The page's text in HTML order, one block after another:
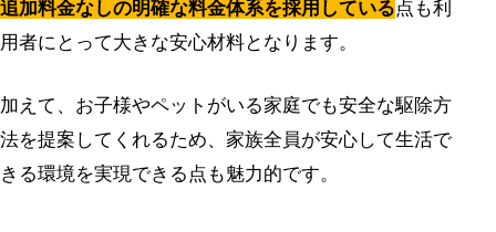
追加料金なしの明確な料金体系を採用している点も利
用者にとって大きな安心材料となります。
加えて、お子様やペットがいる家庭でも安全な駆除方
法を提案してくれるため、家族全員が安心して生活で
きる環境を実現できる点も魅力的です。